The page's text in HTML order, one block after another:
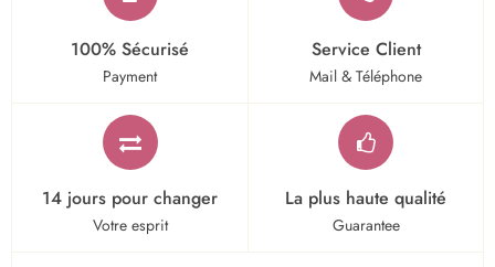
100% Sécurisé
Payment
Service Client
Mail & Téléphone
14 jours pour changer
Votre esprit
La plus haute qualité
Guarantee